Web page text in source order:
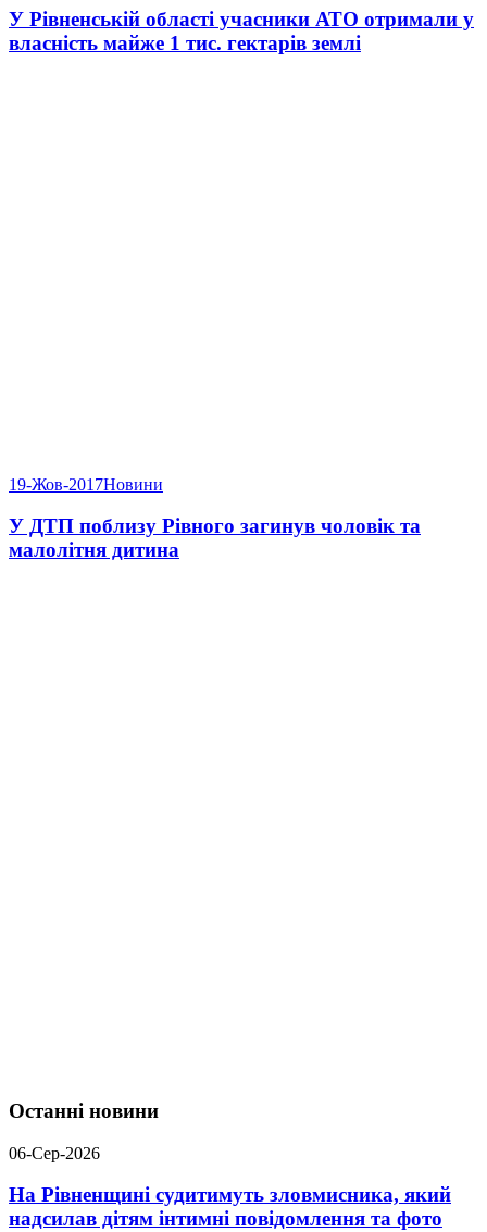
У Рівненській області учасники АТО отримали у
власність майже 1 тис. гектарів землі
19-Жов-2017Новини
У ДТП поблизу Рівного загинув чоловік та
малолітня дитина
Останні новини
06-Сер-2026
На Рівненщині судитимуть зловмисника, який
надсилав дітям інтимні повідомлення та фото